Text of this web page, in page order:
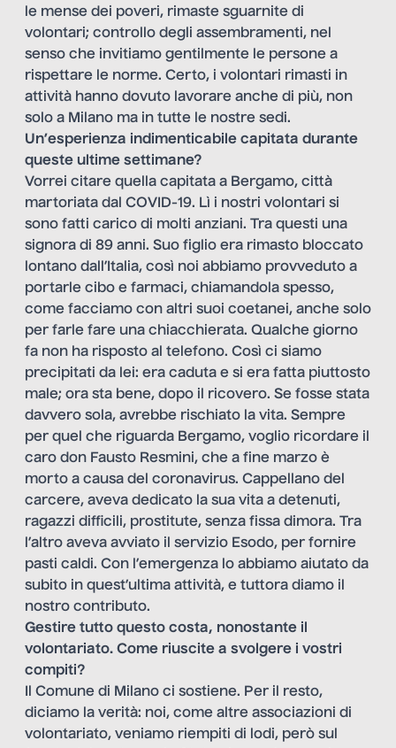
le mense dei poveri, rimaste sguarnite di
volontari; controllo degli assembramenti, nel
senso che invitiamo gentilmente le persone a
rispettare le norme. Certo, i volontari rimasti in
attività hanno dovuto lavorare anche di più, non
solo a Milano ma in tutte le nostre sedi.
Un’esperienza indimenticabile capitata durante
queste ultime settimane?
Vorrei citare quella capitata a Bergamo, città
martoriata dal COVID-19. Lì i nostri volontari si
sono fatti carico di molti anziani. Tra questi una
signora di 89 anni. Suo figlio era rimasto bloccato
lontano dall’Italia, così noi abbiamo provveduto a
portarle cibo e farmaci, chiamandola spesso,
come facciamo con altri suoi coetanei, anche solo
per farle fare una chiacchierata. Qualche giorno
fa non ha risposto al telefono. Così ci siamo
precipitati da lei: era caduta e si era fatta piuttosto
male; ora sta bene, dopo il ricovero. Se fosse stata
davvero sola, avrebbe rischiato la vita. Sempre
per quel che riguarda Bergamo, voglio ricordare il
caro don Fausto Resmini, che a fine marzo è
morto a causa del coronavirus. Cappellano del
carcere, aveva dedicato la sua vita a detenuti,
ragazzi difficili, prostitute, senza fissa dimora. Tra
l’altro aveva avviato il servizio Esodo, per fornire
pasti caldi. Con l’emergenza lo abbiamo aiutato da
subito in quest’ultima attività, e tuttora diamo il
nostro contributo.
Gestire tutto questo costa, nonostante il
volontariato. Come riuscite a svolgere i vostri
compiti?
Il Comune di Milano ci sostiene. Per il resto,
diciamo la verità: noi, come altre associazioni di
volontariato, veniamo riempiti di lodi, però sul